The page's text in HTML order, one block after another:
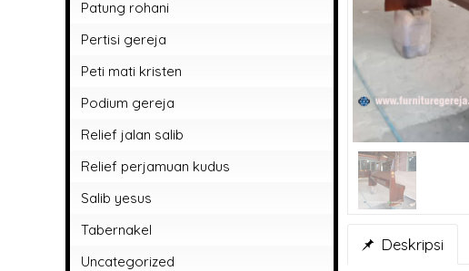
Deskripsi
Patung rohani
Patung rohani bunda maria
patung rohani kristen
Patung rohani yesus memberkati
Pertisi gereja
Peti mati kristen
Podium gereja
Relief jalan salib
Relief perjamuan kudus
Salib yesus
Tabernakel
Uncategorized